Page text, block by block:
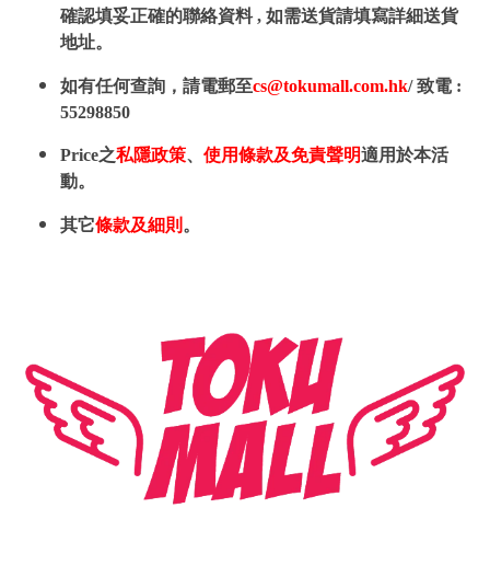
確認填妥正確的聯絡資料 , 如需送貨請填寫詳細送貨
地址。
如有任何查詢，請電郵至cs@tokumall.com.hk/ 致電 :
55298850
Price之私隱政策、 使用條款及免責聲明適用於本活
動。
其它條款及細則 。